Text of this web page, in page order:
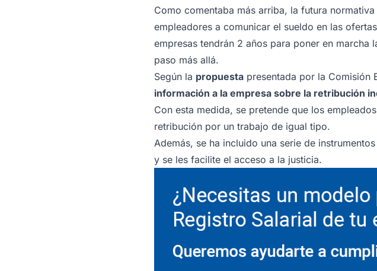
Como comentaba más arriba, la futura
empleadores a comunicar el sueldo en las
empresas tendrán 2 años para poner en
paso más allá.
Según la propuesta presentada por la Comisión
información a la empresa sobre la retribución
Con esta medida, se pretende que los
retribución por un trabajo de igual tipo.
Además, se ha incluido una serie de
y se les facilite el acceso a la justicia.